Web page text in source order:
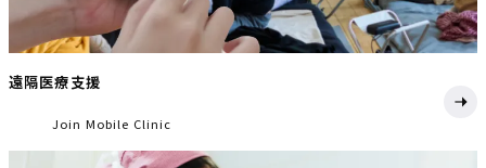
遠隔医療支援
Join Mobile Clinic